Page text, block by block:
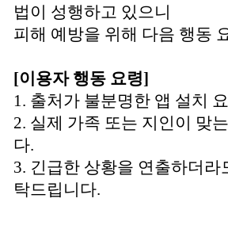
법이 성행하고 있으니
피해 예방을 위해 다음 행동
[이용자 행동 요령]
1. 출처가 불분명한 앱 설치
2. 실제 가족 또는 지인이 맞
다.
3. 긴급한 상황을 연출하더
탁드립니다.